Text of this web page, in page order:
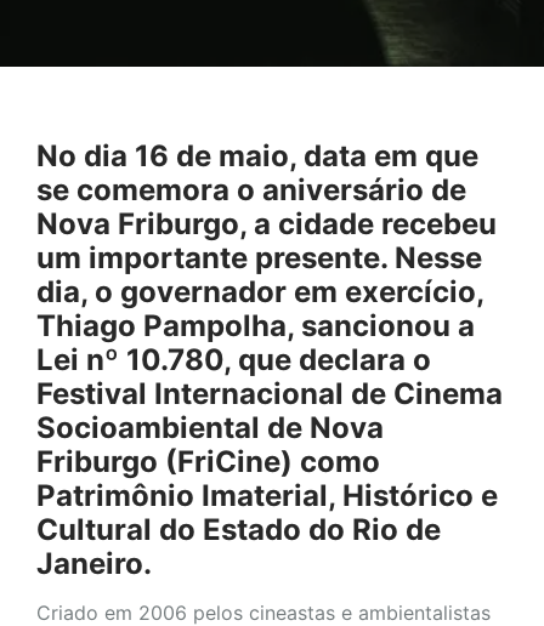
No dia 16 de maio, data em que
se comemora o aniversário de
Nova Friburgo, a cidade recebeu
um importante presente. Nesse
dia, o governador em exercício,
Thiago Pampolha, sancionou a
Lei nº 10.780, que declara o
Festival Internacional de Cinema
Socioambiental de Nova
Friburgo (FriCine) como
Patrimônio Imaterial, Histórico e
Cultural do Estado do Rio de
Janeiro.
Criado em 2006 pelos cineastas e ambientalistas